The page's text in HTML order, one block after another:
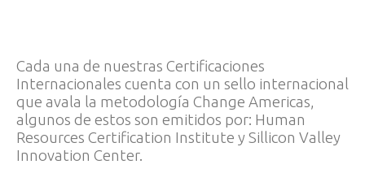
Cada una de nuestras Certificaciones
Internacionales cuenta con un sello internacional
que avala la metodología Change Americas,
algunos de estos son emitidos por: Human
Resources Certification Institute y Sillicon Valley
Innovation Center.